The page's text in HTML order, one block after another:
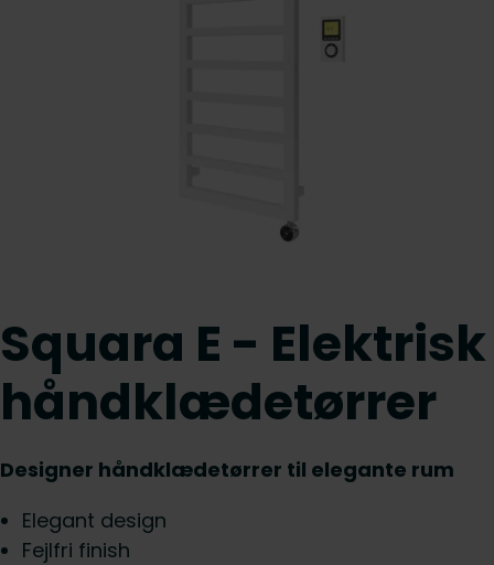
Squara E - Elektrisk
håndklædetørrer
Designer håndklædetørrer til elegante rum
Elegant design
Fejlfri finish